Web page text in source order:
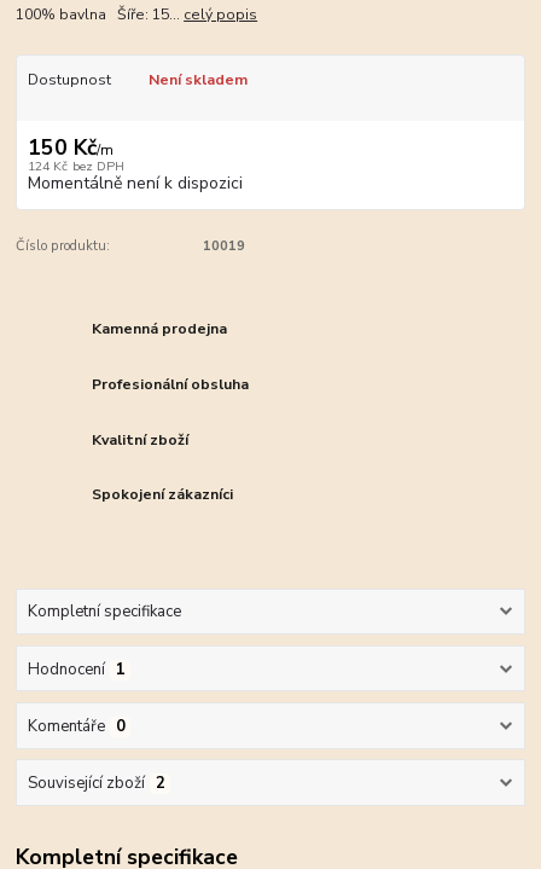
100% bavlna Šíře: 15... celý popis
Dostupnost Není skladem
150 Kč/m
124 Kč bez DPH
Momentálně není k dispozici
Číslo produktu: 10019
Kamenná prodejna
Profesionální obsluha
Kvalitní zboží
Spokojení zákazníci
Kompletní specifikace
Hodnocení 1
Komentáře 0
Související zboží 2
Kompletní specifikace